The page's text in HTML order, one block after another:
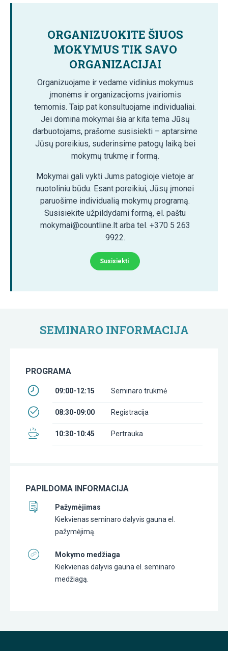
ORGANIZUOKITE ŠIUOS
MOKYMUS TIK SAVO
ORGANIZACIJAI
Organizuojame ir vedame vidinius mokymus
įmonėms ir organizacijoms įvairiomis
temomis. Taip pat konsultuojame individualiai.
Jei domina mokymai šia ar kita tema Jūsų
darbuotojams, prašome susisiekti – aptarsime
Jūsų poreikius, suderinsime patogų laiką bei
mokymų trukmę ir formą.
Mokymai gali vykti Jums patogioje vietoje ar
nuotoliniu būdu. Esant poreikiui, Jūsų įmonei
paruošime individualią mokymų programą.
Susisiekite užpildydami formą, el. paštu
mokymai@countline.lt arba tel. +370 5 263
9922.
Susisiekti
SEMINARO INFORMACIJA
PROGRAMA
09:00-12:15 Seminaro trukmė
08:30-09:00 Registracija
10:30-10:45 Pertrauka
PAPILDOMA INFORMACIJA
Pažymėjimas
Kiekvienas seminaro dalyvis gauna el.
pažymėjimą.
Mokymo medžiaga
Kiekvienas dalyvis gauna el. seminaro
medžiagą.